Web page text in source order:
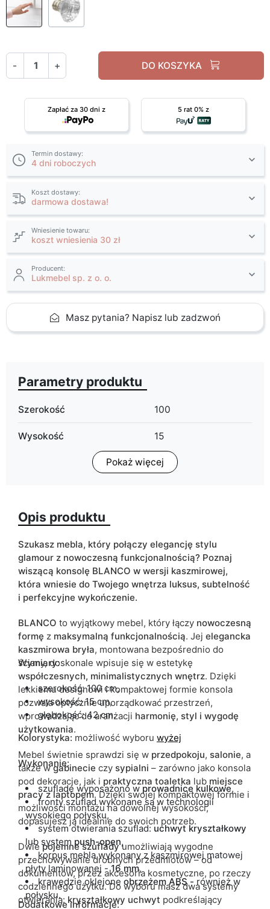
- + DO KOSZYKA
Zapłać za 30 dni z 5 rat 0% z
Termin dostawy:
4 dni roboczych
Koszt dostawy:
darmowa dostawa!
Wniesienie towaru:
koszt wniesienia 30 zł
Producent:
Lukmebel sp. z o. o.
Masz pytania? Napisz lub zadzwoń
Parametry produktu
Szerokość 100
Wysokość 15
42
Kolorystyka
Szuflady tak
ean13 5905723971857
Termin dostawy:
możliwe są tolerancje wymiarowe na poziomie +/- 2–3 cm.
Pokaż więcej
Opis produktu
Szukasz mebla, który połączy elegancję stylu
glamour z nowoczesną funkcjonalnością? Poznaj
wiszącą konsolę BLANCO w wersji kaszmirowej,
która wniesie do Twojego wnętrza luksus, subtelność
i perfekcyjne wykończenie.
BLANCO to wyjątkowy mebel, który łączy nowoczesną
formę z maksymalną funkcjonalnością. Jej elegancka
kaszmirowa bryła, montowana bezpośrednio do
ściany, doskonale wpisuje się w estetykę
współczesnych, minimalistycznych wnętrz. Dzięki
lekkiemu designowi i kompaktowej formie konsola
pozwala optycznie uporządkować przestrzeń,
wprowadzając do aranżacji harmonię, styl i wygodę
użytkowania.
Mebel świetnie sprawdzi się w przedpokoju, salonie, a
także wgabinecie czy sypialni – zarówno jako konsola
pod dekoracje, jak i praktyczna toaletka lub miejsce
pracy z laptopem. Dzięki swojej kompaktowej formie i
możliwości montażu na dowolnej wysokości,
dopasujesz ją idealnie do swoich potrzeb.
Dwiepojemne szufladyumożliwiają wygodne
przechowywanie drobnych przedmiotów – od
dokumentów, przez akcesoria kosmetyczne, po rzeczy
codziennego użytku. Do wyboru masz dwa systemy
otwierania: kryształkowy uchwyt podkreślający
Wymiary:
szerokość: 100 cm,
wysokość: 15 cm,
głębokość: 42 cm.
Kolorystyka: możliwość wyboru wyżej
Wykonanie:
szufladę wyposażono wprowadnice kulkowe,
fronty szuflad wykonane są w technologii
wysokiego połysku,
system otwierania szuflad:uchwyt kryształkowy
lub system push-open,
korpus mebla wykonany z kaszmirowej matowej
płyty laminowanej -16 mm,
krawędzie oklejone obrzeżem ABS - również w
połysku.
Dodatkowe informacje: